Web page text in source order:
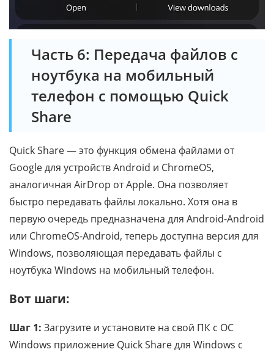
Часть 6: Передача файлов с
ноутбука на мобильный
телефон с помощью Quick
Share
Quick Share — это функция обмена файлами от
Google для устройств Android и ChromeOS,
аналогичная AirDrop от Apple. Она позволяет
быстро передавать файлы локально. Хотя она в
первую очередь предназначена для Android-Android
или ChromeOS-Android, теперь доступна версия для
Windows, позволяющая передавать файлы с
ноутбука Windows на мобильный телефон.
Вот шаги:
Шаг 1: Загрузите и установите на свой ПК с ОС
Windows приложение Quick Share для Windows с